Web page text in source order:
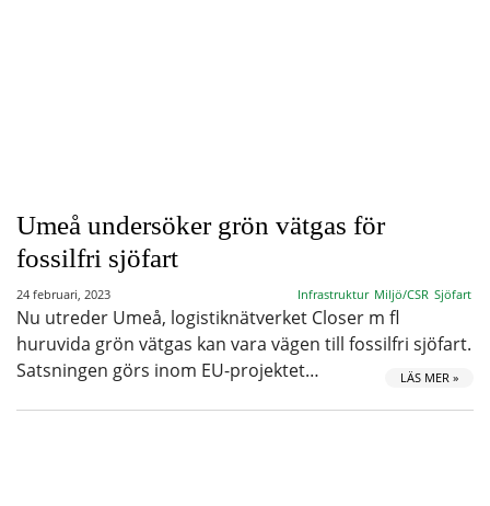
Umeå undersöker grön vätgas för
fossilfri sjöfart
24 februari, 2023 Infrastruktur Miljö/CSR Sjöfart
Nu utreder Umeå, logistiknätverket Closer m fl
huruvida grön vätgas kan vara vägen till fossilfri sjöfart.
Satsningen görs inom EU-projektet…
LÄS MER »